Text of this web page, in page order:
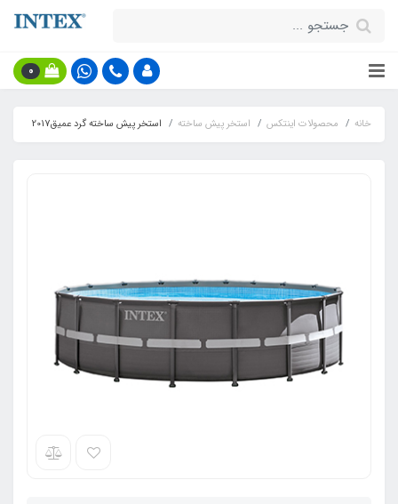
0
خانه محصولات اینتکس استخر پیش ساخته استخر پیش ساخته گرد عمیق2017